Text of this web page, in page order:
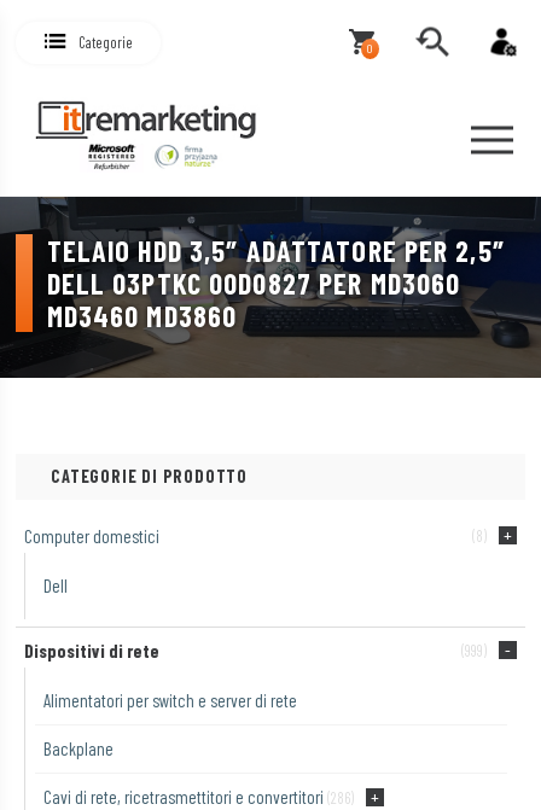
Categorie 0
TELAIO HDD 3,5″ ADATTATORE PER 2,5″
DELL 03PTKC 00D0827 PER MD3060
MD3460 MD3860
CATEGORIE DI PRODOTTO
Computer domestici (8)
Dell
Dispositivi di rete (999)
Alimentatori per switch e server di rete
Backplane
Cavi di rete, ricetrasmettitori e convertitori (286)